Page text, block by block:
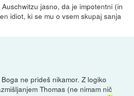
jasno, da je impotentni (in
idiot, ki se mu o vsem skupaj sanja
ne prideš nikamor. Z logiko
Thomas (ne nimam nič